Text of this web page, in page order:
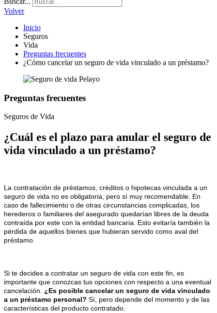
Volver
Inicio
Seguros
Vida
Preguntas frecuentes
¿Cómo cancelar un seguro de vida vinculado a un préstamo?
Preguntas frecuentes
Seguros de Vida
¿Cuál es el plazo para anular el seguro de
vida vinculado a un préstamo?
La contratación de préstamos, créditos o hipotecas vinculada a un
seguro de vida no es obligatoria, pero sí muy recomendable. En
caso de fallecimiento o de otras circunstancias complicadas, los
herederos o familiares del asegurado quedarían libres de la deuda
contraída por este con la entidad bancaria. Esto evitaría también la
pérdida de aquellos bienes que hubieran servido como aval del
préstamo.
Si te decides a contratar un seguro de vida con este fin, es
importante que conozcas tus opciones con respecto a una eventual
cancelación. ¿Es posible cancelar un seguro de vida vinculado
a un préstamo personal? Sí, pero depende del momento y de las
características del producto contratado.